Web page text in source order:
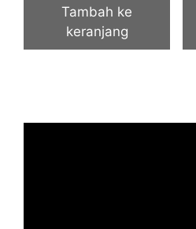
Tambah ke
keranjang